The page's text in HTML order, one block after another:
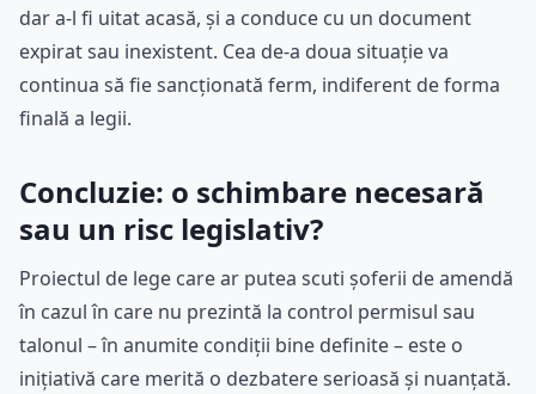
dar a-l fi uitat acasă, și a conduce cu un document
expirat sau inexistent. Cea de-a doua situație va
continua să fie sancționată ferm, indiferent de forma
finală a legii.
Concluzie: o schimbare necesară
sau un risc legislativ?
Proiectul de lege care ar putea scuti șoferii de amendă
în cazul în care nu prezintă la control permisul sau
talonul – în anumite condiții bine definite – este o
inițiativă care merită o dezbatere serioasă și nuanțată.